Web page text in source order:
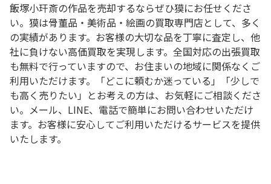
飯塚小玕斎の作品を売却するならぜひ獏にお任せくださ
い。獏は骨董品・美術品・絵画の買取専門店として、多く
の実績があります。お客様の大切な品を丁寧に査定し、他
社に負けない高価買取を実現します。全国対応の出張買取
も無料で行っていますので、お住まいの地域に関係なくご
利用いただけます。「どこに頼むか迷っている」「少しで
も高く売りたい」とお考えの方は、お気軽にご相談くださ
い。メール、LINE、電話で簡単にお問い合わせいただけ
ます。お客様に安心してご利用いただけるサービスを提供
いたします。